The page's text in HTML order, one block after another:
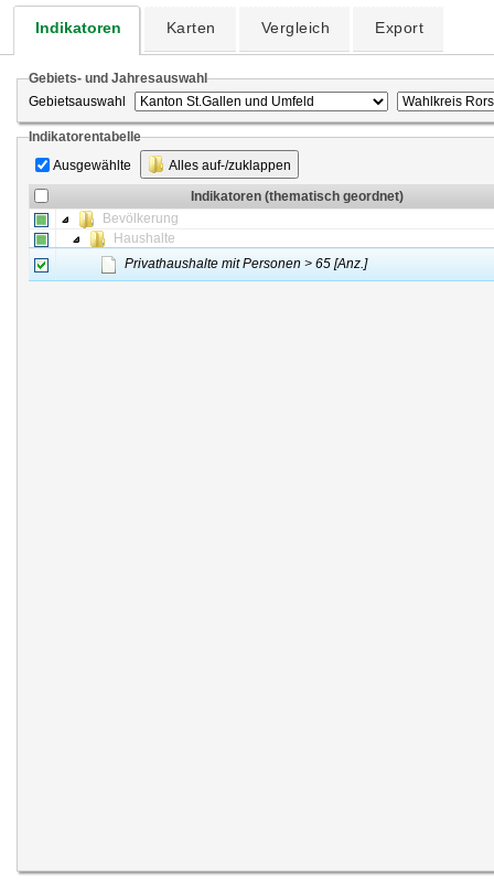
Indikatoren Karten Vergleich Export
Gebiets- und Jahresauswahl
Gebietsauswahl
Indikatorentabelle
Ausgewählte
Alles auf-/zuklappen
Indikatoren (thematisch geordnet)
Bevölkerung
Haushalte
Privathaushalte mit Personen > 65 [Anz.]